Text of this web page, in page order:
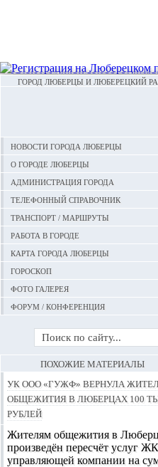
ГОРОД ЛЮБЕРЦЫ И ЛЮБЕРЕЦКИЙ
Новости города Люберцы
О городе Люберцы
Администрация города
Телефонный справочник
Транспорт / маршруты
Работа в городе
Карта города Люберцы
Гороскоп
Фото галерея
Форум / конференция
ПОХОЖИЕ МАТЕРИАЛЫ
УК ООО «ГУЖФ» вернула
общежития в Люберцах 100
рублей
Жителям общежития в
произведён пересчёт услуг
управляющей компании на